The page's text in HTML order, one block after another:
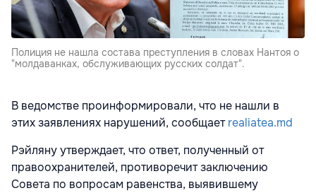
Полиция не нашла состава преступления в словах Нантоя о
"молдаванках, обслуживающих русских солдат".
В ведомстве проинформировали, что не нашли в
этих заявлениях нарушений, сообщаетrealiatea.md
Рэйляну утверждает, что ответ, полученный от
правоохранителей, противоречит заключению
Совета по вопросам равенства, выявившему